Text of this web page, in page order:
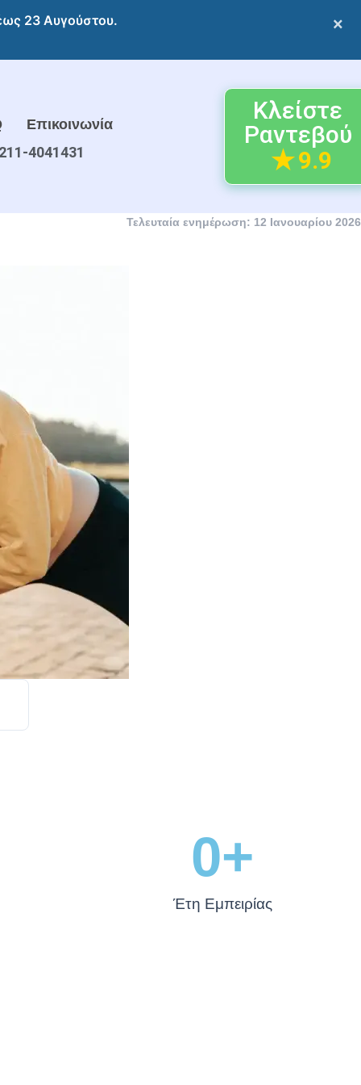
23 Αυγούστου. ×
Επικοινωνία
4041431
Κλείστε
Ραντεβού
9.9
Τελευταία ενημέρωση: 12 Ιανουαρίου 2026
Έτη Εμπειρίας
0+